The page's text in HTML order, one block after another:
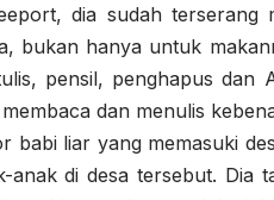
dia sudah terserang
bukan hanya untuk
pensil, penghapus dan
dan menulis
babi liar yang memasuki
anak di desa tersebut. Dia